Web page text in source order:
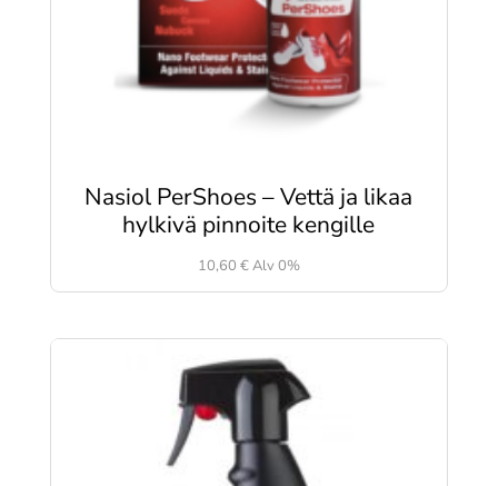
Nasiol PerShoes – Vettä ja likaa
hylkivä pinnoite kengille
10,60 €Alv 0%